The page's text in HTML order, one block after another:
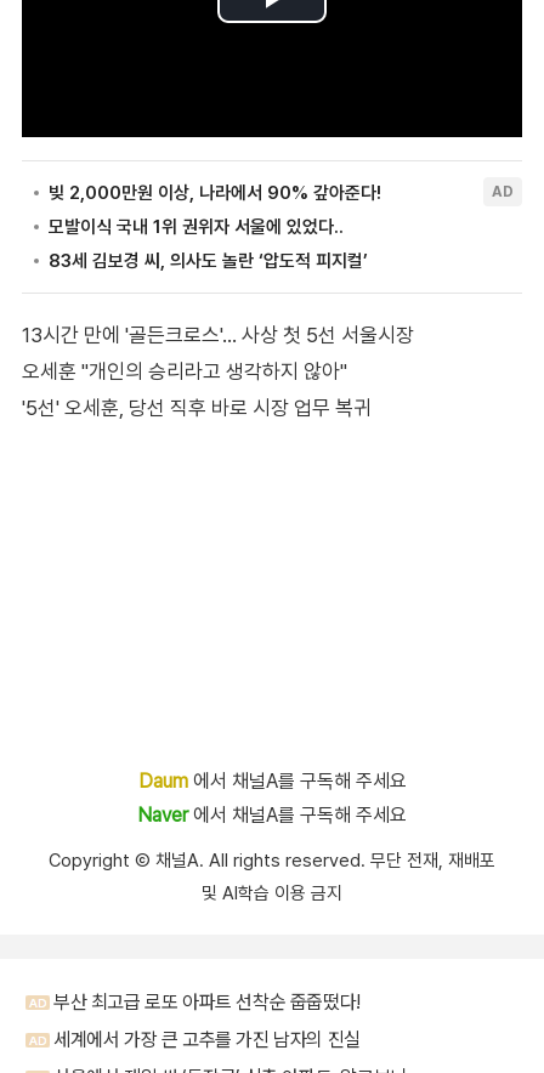
13시간 만에 '골든크로스'… 사상 첫 5선 서울시장
오세훈 "개인의 승리라고 생각하지 않아"
'5선' 오세훈, 당선 직후 바로 시장 업무 복귀
Daum에서 채널A를 구독해 주세요
Naver에서 채널A를 구독해 주세요
Copyright Ⓒ 채널A. All rights reserved. 무단 전재, 재배포
및 AI학습 이용 금지